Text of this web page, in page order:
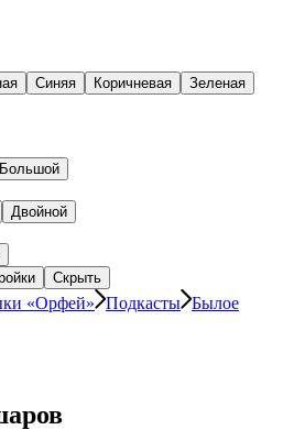
Синяя Коричневая Зеленая
Большой
Двойной
Скрыть
«Орфей» Подкасты Былое